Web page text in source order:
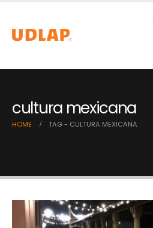
cultura mexicana
HOME TAG - CULTURA MEXICANA